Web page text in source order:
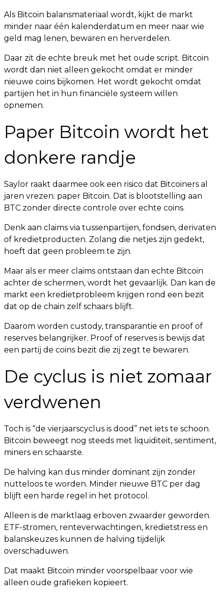
Als Bitcoin balansmateriaal wordt, kijkt de markt
minder naar één kalenderdatum en meer naar wie
geld mag lenen, bewaren en herverdelen.
Daar zit de echte breuk met het oude script. Bitcoin
wordt dan niet alleen gekocht omdat er minder
nieuwe coins bijkomen. Het wordt gekocht omdat
partijen het in hun financiële systeem willen
opnemen.
Paper Bitcoin wordt het
donkere randje
Saylor raakt daarmee ook een risico dat Bitcoiners al
jaren vrezen: paper Bitcoin. Dat is blootstelling aan
BTC zonder directe controle over echte coins.
Denk aan claims via tussenpartijen, fondsen, derivaten
of kredietproducten. Zolang die netjes zijn gedekt,
hoeft dat geen probleem te zijn.
Maar als er meer claims ontstaan dan echte Bitcoin
achter de schermen, wordt het gevaarlijk. Dan kan de
markt een kredietprobleem krijgen rond een bezit
dat op de chain zelf schaars blijft.
Daarom worden custody, transparantie en proof of
reserves belangrijker. Proof of reserves is bewijs dat
een partij de coins bezit die zij zegt te bewaren.
De cyclus is niet zomaar
verdwenen
Toch is “de vierjaarscyclus is dood” net iets te schoon.
Bitcoin beweegt nog steeds met liquiditeit, sentiment,
miners en schaarste.
De halving kan dus minder dominant zijn zonder
nutteloos te worden. Minder nieuwe BTC per dag
blijft een harde regel in het protocol.
Alleen is de marktlaag erboven zwaarder geworden.
ETF-stromen, renteverwachtingen, kredietstress en
balanskeuzes kunnen de halving tijdelijk
overschaduwen.
Dat maakt Bitcoin minder voorspelbaar voor wie
alleen oude grafieken kopieert.